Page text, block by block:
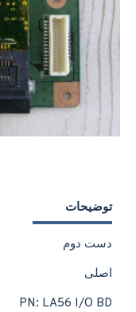
توضیحات
دست دوم
اصلی
PN: LA56 I/O BD